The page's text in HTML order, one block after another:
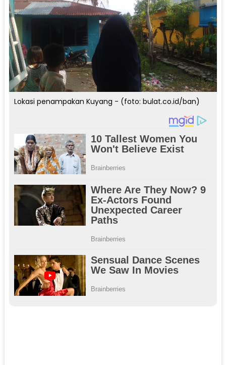
Lokasi penampakan Kuyang - (foto: bulat.co.id/ban)